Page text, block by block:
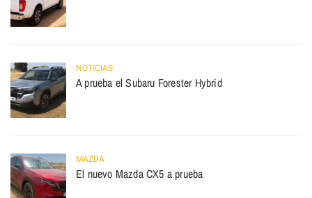
NOTICIAS
A prueba el Subaru Forester Hybrid
MAZDA
El nuevo Mazda CX5 a prueba